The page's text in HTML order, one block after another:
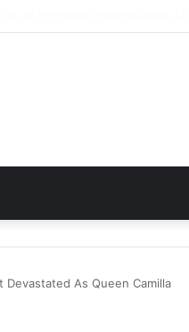
Devastated As Queen Camilla